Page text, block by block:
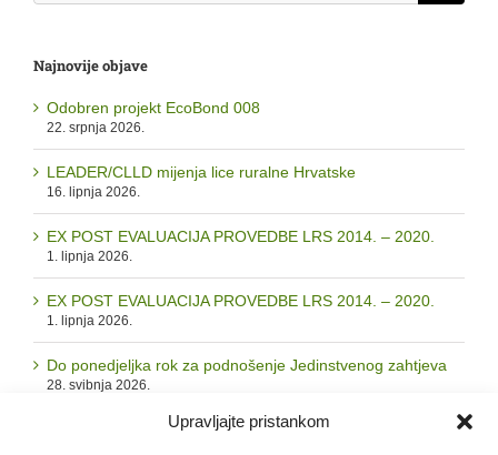
Upravljajte pristankom
Najnovije objave
Odobren projekt EcoBond 008
22. srpnja 2026.
LEADER/CLLD mijenja lice ruralne Hrvatske
16. lipnja 2026.
EX POST EVALUACIJA PROVEDBE LRS 2014. – 2020.
1. lipnja 2026.
EX POST EVALUACIJA PROVEDBE LRS 2014. – 2020.
1. lipnja 2026.
Do ponedjeljka rok za podnošenje Jedinstvenog zahtjeva
28. svibnja 2026.